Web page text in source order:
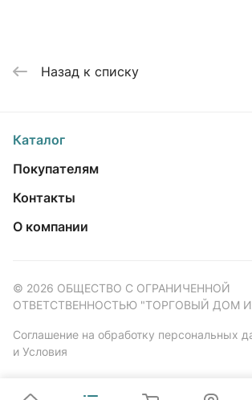
Назад к списку
Каталог
Покупателям
Контакты
О компании
© 2026 ОБЩЕСТВО С ОГРАНИЧЕННОЙ
ОТВЕТСТВЕННОСТЬЮ "ТОРГОВЫЙ ДОМ
Соглашение на обработку персональных
и Условия